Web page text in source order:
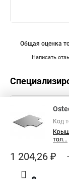
Написать
Общая оценка
Код
тол...
1 204,26 ₽